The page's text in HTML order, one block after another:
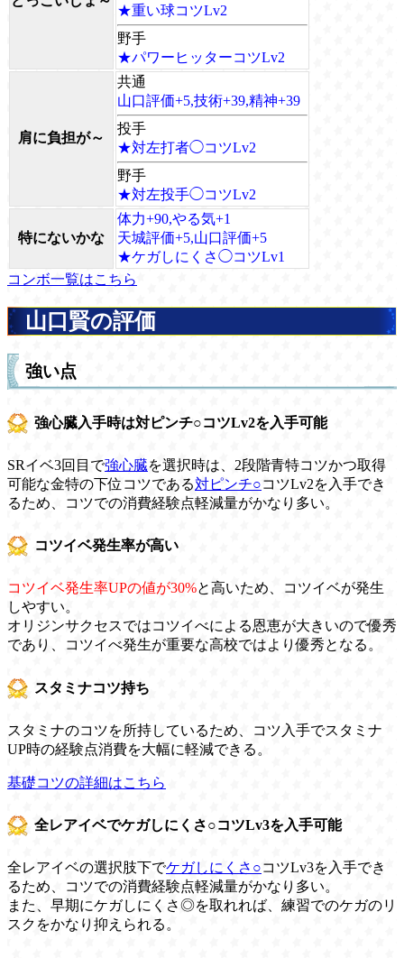
★重い球コツLv2
野手
★パワーヒッターコツLv2
肩に負担が～
共通
山口評価+5,技術+39,精神+39
投手
★対左打者◯コツLv2
野手
★対左投手◯コツLv2
特にないかな
体力+90,やる気+1
天城評価+5,山口評価+5
★ケガしにくさ◯コツLv1
コンボ一覧はこちら
山口賢の評価
強い点
強心臓入手時は対ピンチ○コツLv2を入手可能
SRイベ3回目で強心臓を選択時は、2段階青特コツかつ取得
可能な金特の下位コツである対ピンチ○コツLv2を入手でき
るため、コツでの消費経験点軽減量がかなり多い。
コツイベ発生率が高い
コツイベ発生率UPの値が30%と高いため、コツイベが発生
しやすい。
オリジンサクセスではコツイべによる恩恵が大きいので優秀
であり、コツイべ発生が重要な高校ではより優秀となる。
スタミナコツ持ち
スタミナのコツを所持しているため、コツ入手でスタミナ
UP時の経験点消費を大幅に軽減できる。
基礎コツの詳細はこちら
全レアイベでケガしにくさ○コツLv3を入手可能
全レアイベの選択肢下でケガしにくさ○コツLv3を入手でき
るため、コツでの消費経験点軽減量がかなり多い。
また、早期にケガしにくさ◎を取れれば、練習でのケガのリ
スクをかなり抑えられる。